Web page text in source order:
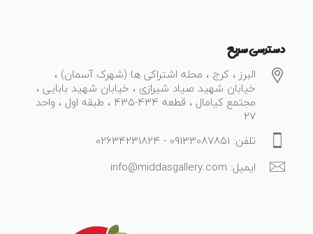
دسترسی سریع
البرز ، کرج ، محله اشتراکی ها (شهرک آسمان) ،
خیابان شهید صیاد شیرازی ، خیابان شهید بابایی ،
مجتمع کیامال ، قطعه 434-435 ، طبقه اول ، واحد
27
تلفن: 09133087851 - 02634231824
ایمیل: info@middasgallery.com